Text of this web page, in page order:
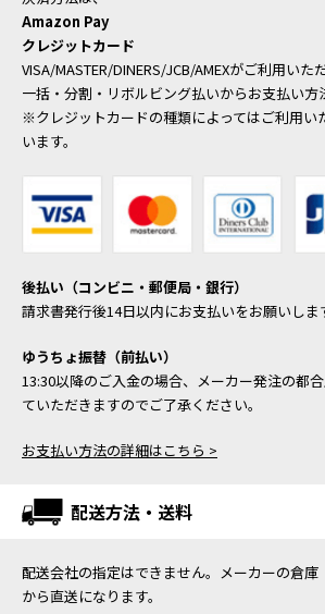
Amazon Pay
クレジットカード
VISA/MASTER/DINERS/JCB/AMEXがご利用いた
一括・分割・リボルビング払いからお支払い方
※クレジットカードの種類によってはご利用い
います。
後払い（コンビニ・郵便局・銀行）
請求書発行後14日以内にお支払いをお願いしま
ゆうちょ振替（前払い）
13:30以降のご入金の場合、メーカー発注の都
ていただきますのでご了承ください。
お支払い方法の詳細はこちら >
配送方法・送料
配送会社の指定はできません。メーカーの倉庫
から直送になります。